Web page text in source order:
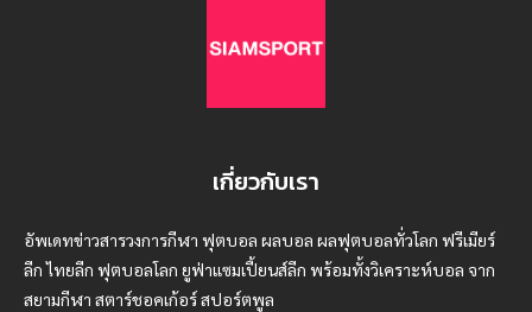
เกี่ยวกับเรา
อัพเดทข่าวสารวงการกีฬา ฟุตบอล ผลบอล ผลฟุตบอลทั่วโลก ฟรีเมียร์
ลีก ไทยลีก ฟุตบอลโลก ยูฟ่าแซมเปี้ยนส์ลีก พร้อมทั้งวิเคราะห์บอล จาก
สยามกีฬา สตาร์ชอคเก้อร์ สปอร์ตพูล